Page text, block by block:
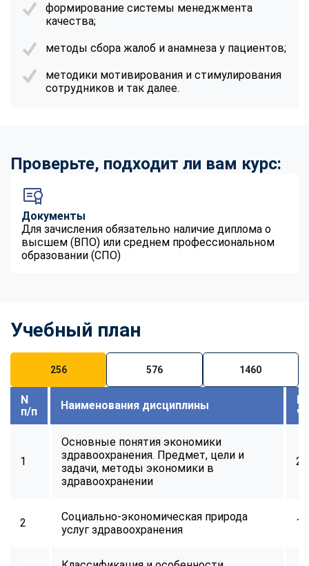
формирование системы менеджмента
качества;
методы сбора жалоб и анамнеза у пациентов;
методики мотивирования и стимулирования
сотрудников и так далее.
Проверьте, подходит ли вам курс:
Документы
Для зачисления обязательно наличие диплома о
высшем (ВПО) или среднем профессиональном
образовании (СПО)
Учебный план
256 576 1460
N
п/п
Наименования дисциплины
1
Основные понятия экономики
здравоохранения. Предмет, цели и
задачи, методы экономики в
здравоохранении
24
2
Социально-экономическая природа
услуг здравоохранения
16